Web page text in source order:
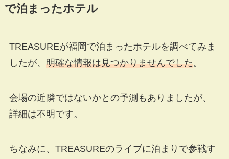
で泊まったホテル
TREASUREが福岡で泊まったホテルを調べてみま
したが、 明確な情報は見つかりませんでした。
会場の近隣ではないかとの予測もありましたが、
詳細は不明です。
ちなみに、TREASUREのライブに泊まりで参戦す